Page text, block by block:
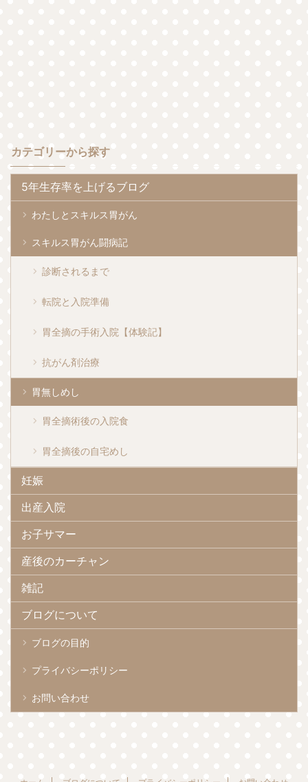
カテゴリーから探す
5年生存率を上げるブログ
わたしとスキルス胃がん
スキルス胃がん闘病記
診断されるまで
転院と入院準備
胃全摘の手術入院【体験記】
抗がん剤治療
胃無しめし
胃全摘術後の入院食
胃全摘後の自宅めし
妊娠
出産入院
お子サマー
産後のカーチャン
雑記
ブログについて
ブログの目的
プライバシーポリシー
お問い合わせ